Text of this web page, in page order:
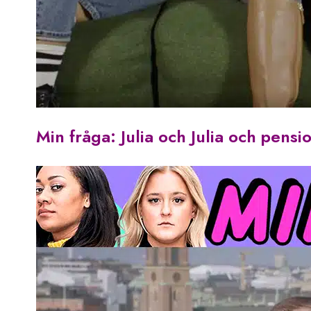
Min fråga: Julia och Julia och